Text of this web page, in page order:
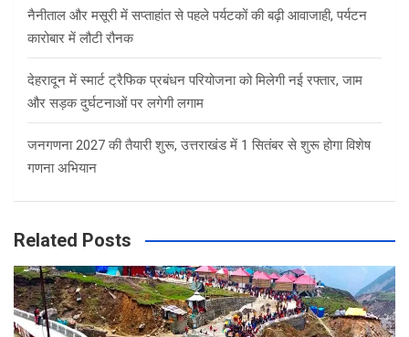
नैनीताल और मसूरी में सप्ताहांत से पहले पर्यटकों की बढ़ी आवाजाही, पर्यटन
कारोबार में लौटी रौनक
देहरादून में स्मार्ट ट्रैफिक प्रबंधन परियोजना को मिलेगी नई रफ्तार, जाम
और सड़क दुर्घटनाओं पर लगेगी लगाम
जनगणना 2027 की तैयारी शुरू, उत्तराखंड में 1 सितंबर से शुरू होगा विशेष
गणना अभियान
Related Posts